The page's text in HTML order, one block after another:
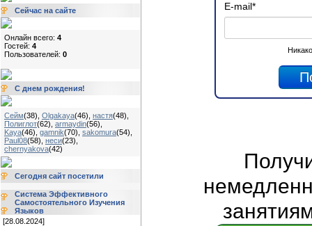
Сейчас на сайте
Онлайн всего: 4
Гостей: 4
Пользователей: 0
С днем рождения!
Сейм(38) Olgakaya(46) настя(48)
Полиглот(62) armaydin(56)
Kaya(46) gamnik(70) sakomura(54)
Paul08(58) неси(23)
chernyakova(42)
Сегодня сайт посетили
Система Эффективного
Самостоятельного Изучения
Языков
[28.08.2024]
E-mail*